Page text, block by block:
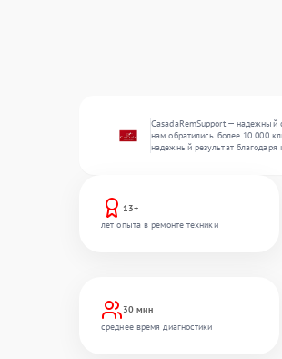
CasadaRemSupport — надежный
нам обратились более 10 000
надежный результат
13+
лет опыта в ремонте техники
30 мин
среднее время диагностики